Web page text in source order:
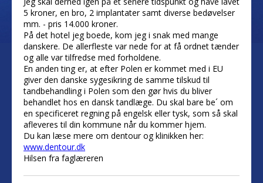
5 kroner, en bro, 2 implantater samt diverse bedøvelser
mm. - pris 14.000 kroner.
På det hotel jeg boede, kom jeg i snak med mange
danskere. De allerfleste var nede for at få ordnet tænder
og alle var tilfredse med forholdene.
En anden ting er, at efter Polen er kommet med i EU
giver den danske sygesikring de samme tilskud til
tandbehandling i Polen som den gør hvis du bliver
behandlet hos en dansk tandlæge. Du skal bare be´ om
en specificeret regning på engelsk eller tysk, som så skal
afleveres til din kommune når du kommer hjem.
Du kan læse mere om dentour og klinikken her:
www.dentour.dk
Hilsen fra faglæreren